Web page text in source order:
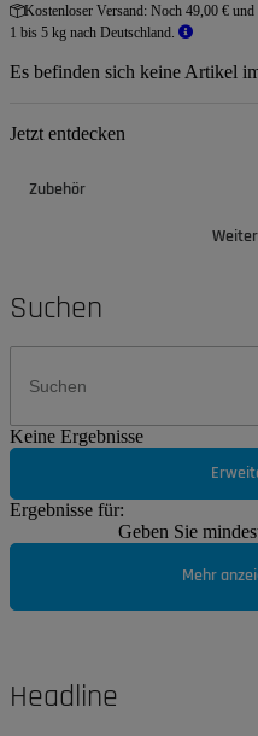
Kostenloser Versand: Noch 49,00 €
1 bis 5 kg nach Deutschland.
Es befinden sich keine Artikel
Jetzt entdecken
Zubehör
Suchen
Keine Ergebnisse
Ergebnisse für:
Geben Sie
Mehr
Headline